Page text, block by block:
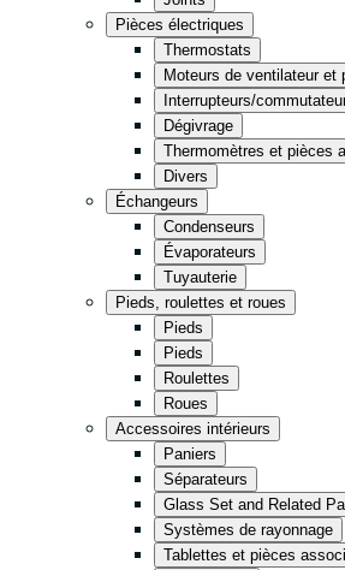
Épicerie
Vente de détail
Tout en noir
Cuisine
Entreposage
Fast Food
Pièces électriques
Thermostats
Moteurs de ventilateur et
Interrupteurs/
Dégivrage
Thermomètres et pièces
Divers
Échangeurs
Condenseurs
Évaporateurs
Tuyauterie
Pieds, roulettes et roues
Pieds
Pieds
Roulettes
Roues
Accessoires intérieurs
Paniers
Séparateurs
Glass Set and Related
Systèmes de rayonnage
Tablettes et pièces